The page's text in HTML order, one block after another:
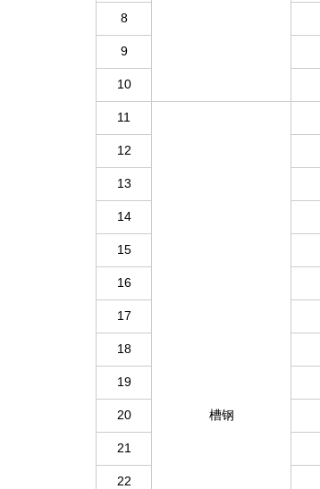
8
9
10
11
槽钢
12
13
14
15
16
17
18
19
20
21
22